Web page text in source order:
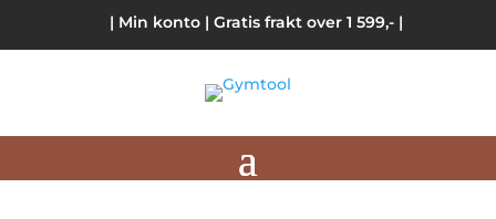
| Min konto| Gratis frakt over 1 599,- |